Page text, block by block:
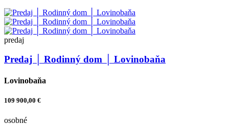
predaj
Predaj │ Rodinný dom │ Lovinobaňa
Lovinobaňa
109 900,00 €
osobné